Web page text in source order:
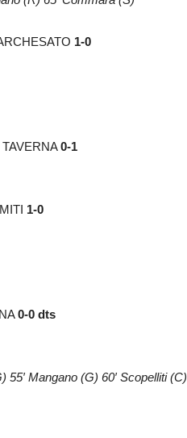
1-0
0-1
1-0
0-0 dts
55′ Mangano (G) 60′ Scopelliti (C)